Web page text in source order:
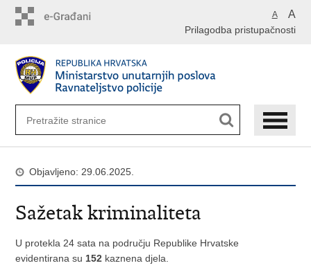
A A
Prilagodba pristupačnosti
Objavljeno: 29.06.2025.
Sažetak kriminaliteta
U protekla 24 sata na području Republike Hrvatske
evidentirana su 152 kaznena djela.